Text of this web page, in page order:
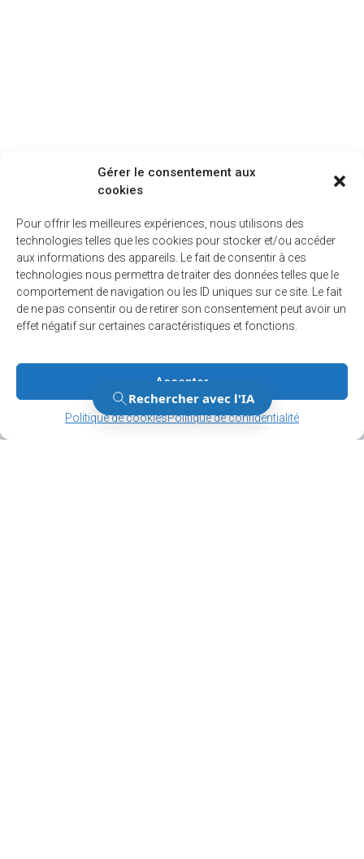
Gérer le consentement aux
cookies
Pour offrir les meilleures expériences, nous utilisons des
technologies telles que les cookies pour stocker et/ou accéder
aux informations des appareils. Le fait de consentir à ces
technologies nous permettra de traiter des données telles que le
comportement de navigation ou les ID uniques sur ce site. Le fait
de ne pas consentir ou de retirer son consentement peut avoir un
effet négatif sur certaines caractéristiques et fonctions.
Accepter
Politique de cookiesPolitique de confidentialité
Gérer le consentement
Gérer le consentement